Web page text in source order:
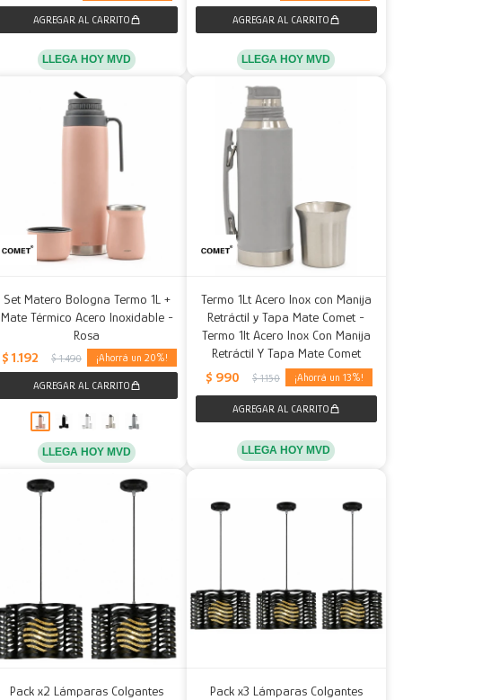
LLEGA HOY MVD LLEGA HOY MVD
Set Matero Bologna Termo 1L +
Mate Térmico Acero Inoxidable -
Rosa
$ 1.192 $ 1.490 20
LLEGA HOY MVD
Termo 1Lt Acero Inox con Manija
Retráctil y Tapa Mate Comet -
Termo 1lt Acero Inox Con Manija
Retráctil Y Tapa Mate Comet
$ 990 $ 1.150 13
LLEGA HOY MVD
Pack x2 Lámparas Colgantes
Pack x3 Lámparas Colgantes